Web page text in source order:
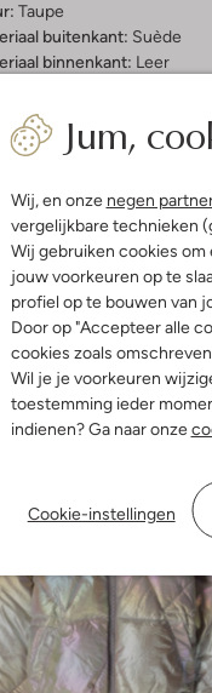
Jum,
Wij, en onze negen
vergelijkbare technieken
Wij gebruiken cookies
jouw voorkeuren op te
profiel op te bouwen van
Door op "Accepteer alle
cookies zoals
Wil je je voorkeuren
toestemming ieder
indienen? Ga naar onze
Cookie-instellingen
Taupe
buitenkant: Suède
binnenkant: Leer
zool:
sluiting:
neus:
Puntige Neus
laarzen (cm):